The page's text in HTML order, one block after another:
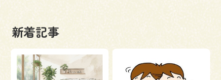
来場予約 お問い合わせ 資料請求
新着記事